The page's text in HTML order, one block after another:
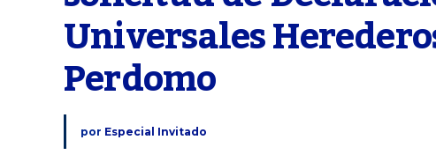
Universales
Perdomo
por Especial Invitado